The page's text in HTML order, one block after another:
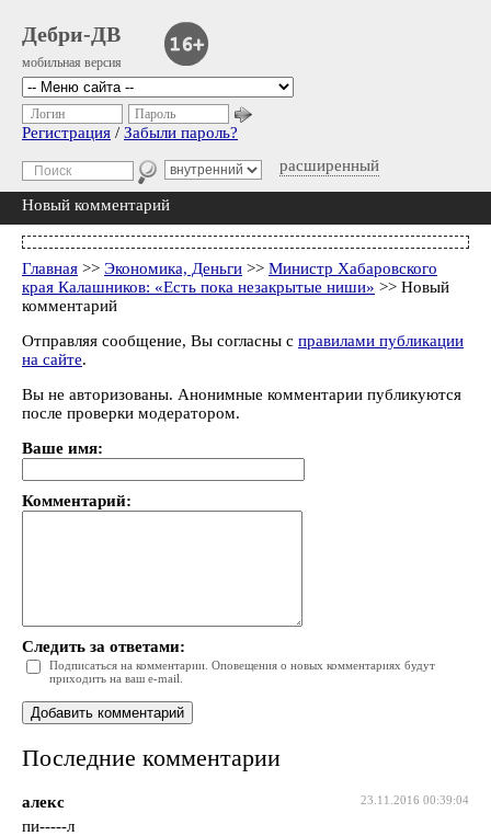
Дебри-ДВ
мобильная версия
расширенный
Логин Пароль
Регистрация / Забыли пароль?
Новый комментарий
Главная >> Экономика, Деньги >> Министр Хабаровского
края Калашников: «Есть пока незакрытые ниши» >> Новый
комментарий
Отправляя сообщение, Вы согласны с правилами публикации
на сайте.
Вы не авторизованы. Анонимные комментарии публикуются
после проверки модератором.
Ваше имя:
Комментарий:
Следить за ответами:
Подписаться на комментарии. Оповещения о новых комментариях будут
приходить на ваш e-mail.
Последние комментарии
23.11.2016 00:39:04
алекс
пи-----л